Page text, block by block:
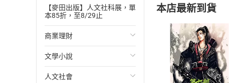
【麥田出版】人文社科展，單
本85折，至8/29止
商業理財
投資理財
經濟/趨勢
文學小說
歐美文學
人文社會 付款方式
本店最新到貨